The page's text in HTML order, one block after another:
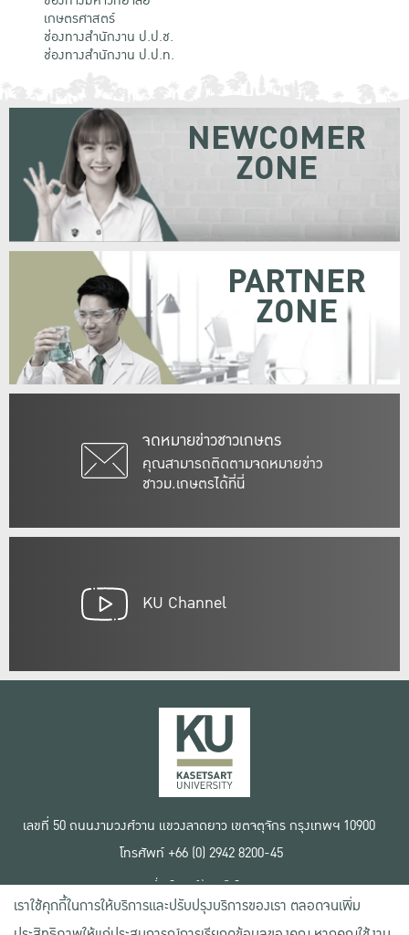
เกษตรศาสตร์
ช่องทางสำนักงาน ป.ป.ช.
ช่องทางสำนักงาน ป.ป.ท.
จดหมายข่าวชาวเกษตร
คุณสามารถติดตามจดหมายข่าว
ชาวม.เกษตรได้ที่นี่
NEWCOMER
ZONE
PARTNER
ZONE
KU Channel
เลขที่ 50 ถนนงามวงศ์วาน แขวงลาดยาว เขตจตุจักร กรุงเทพฯ 10900
โทรศัพท์ +66 (0) 2942 8200-45
เงื่อนไขการใช้งานเว็บไซต์
ข้อตกลงด้านสิทธิ์ใช้งาน
นโยบายความเป็นส่วนตัว
เราใช้คุกกี้ในการให้บริการและปรับปรุงบริการของเรา ตลอดจนเพิ่ม